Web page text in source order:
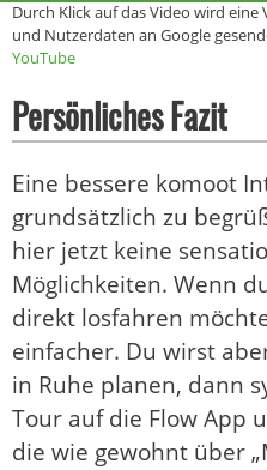
Durch Klick auf das Video wird
und Nutzerdaten an Google
YouTube
Persönliches Fazit
Eine bessere komoot
grundsätzlich zu
hier jetzt keine
Möglichkeiten. Wenn
direkt losfahren
einfacher. Du wirst
in Ruhe planen, dann
Tour auf die Flow App
die wie gewohnt über